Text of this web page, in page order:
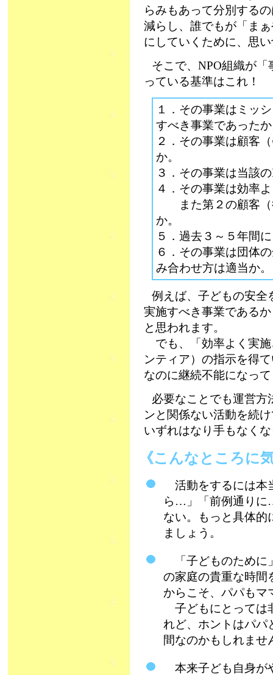
らみもあって分別する
減らし、誰でもが「ま
にしていくために、思
そこで、NPO組織が
っている基準はこれ！
１．その事業はミッ
すべき事業であった
２．その事業は顧客
か。
３．その事業は当該
４．その事業は効率
また第２の顧客（
か。
５．過去３～５年間
６．その事業は団体
み合わせ方は適当か。
例えば、子どもの安全
実施すべき事業である
と思われます。
でも、「効率よく実施
ンティア）の指示を得
なのに継続不能になっ
必要なことでも運営方
ンと関係ない活動を続
いずれはなり手もなく
《こんなところ
活動をするには本
ら…」「前例通りに
ない。もっと具体的
ましょう。
「子どものために
の家庭の貴重な時間
からこそ、パパもマ
子どもにとっては
れど、ホントはパパ
間なのかもしれませ
本来子ども自身が